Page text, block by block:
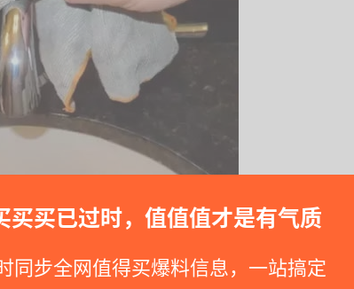
买买已过时，值值值才是有气质
同步全网值得买爆料信息，一站搞定